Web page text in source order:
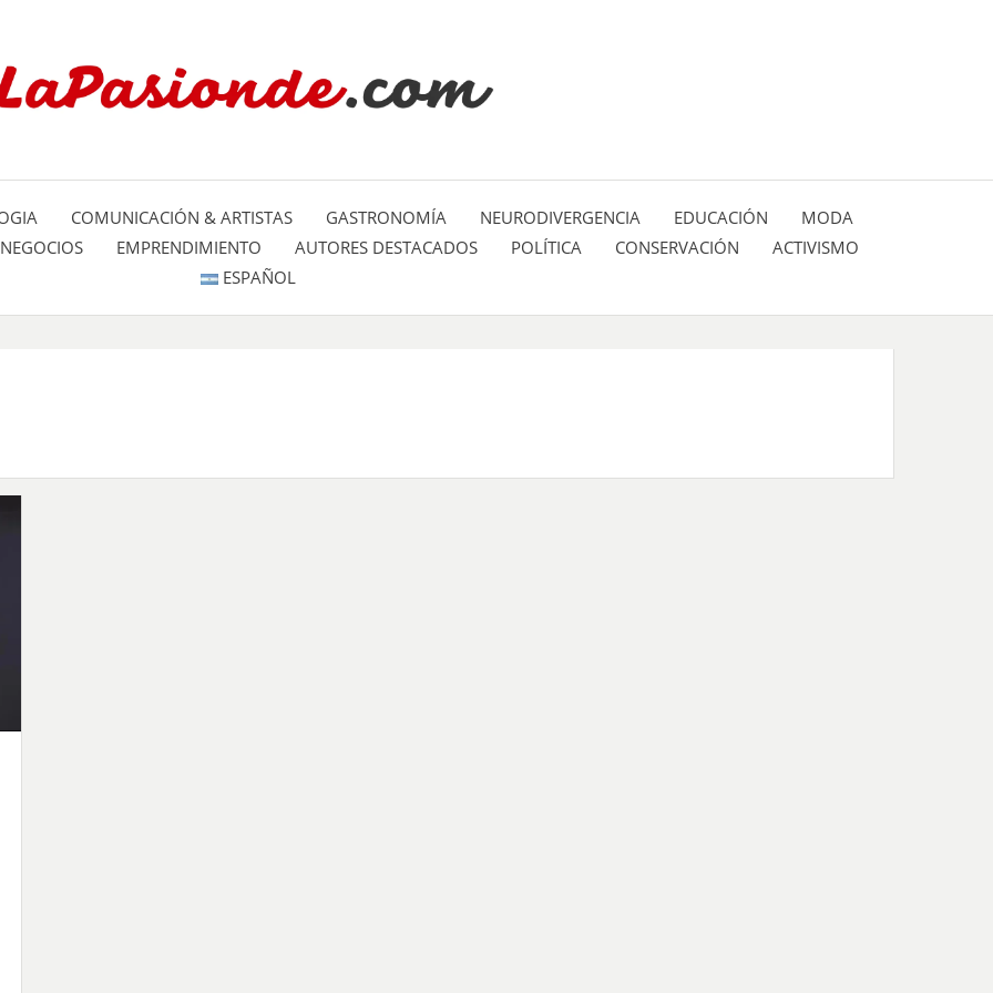
LA PASIÓN DE:
COMUNICACIÓN & ARTISTAS GASTRONOMÍA NEURODIVERGENCIA EDUCACIÓN
MODA
NEGOCIOS EMPRENDIMIENTO AUTORES DESTACADOS POLÍTICA CONSERVACIÓN
ACTIVISMO
ESPAÑOL